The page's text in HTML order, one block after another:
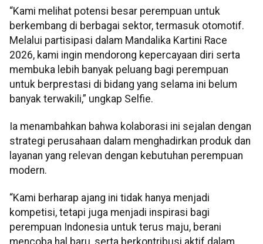
“Kami melihat potensi besar perempuan untuk
berkembang di berbagai sektor, termasuk otomotif.
Melalui partisipasi dalam Mandalika Kartini Race
2026, kami ingin mendorong kepercayaan diri serta
membuka lebih banyak peluang bagi perempuan
untuk berprestasi di bidang yang selama ini belum
banyak terwakili,” ungkap Selfie.
Ia menambahkan bahwa kolaborasi ini sejalan dengan
strategi perusahaan dalam menghadirkan produk dan
layanan yang relevan dengan kebutuhan perempuan
modern.
“Kami berharap ajang ini tidak hanya menjadi
kompetisi, tetapi juga menjadi inspirasi bagi
perempuan Indonesia untuk terus maju, berani